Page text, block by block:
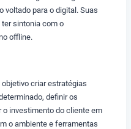
voltado para o digital. Suas
sintonia com o
offline.
criar estratégias
definir os
investimento do cliente em
o ambiente e ferramentas